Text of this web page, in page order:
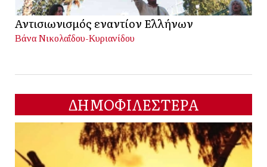
Αντισιωνισμός εναντίον Ελλήνων
Βάνα Νικολαΐδου-Κυριανίδου
ΔΗΜΟΦΙΛΕΣΤΕΡΑ